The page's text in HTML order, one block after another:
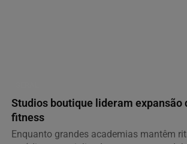
GERAL
Studios boutique lideram expansão
fitness